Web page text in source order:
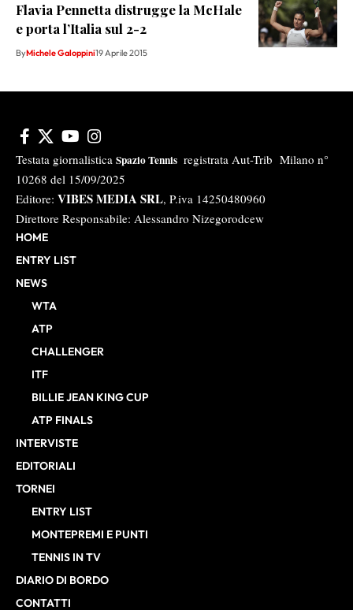
Flavia Pennetta distrugge la McHale
e porta l’Italia sul 2-2
ByMichele Galoppini19 Aprile 2015
Testata giornalistica Spazio Tennis registrata Aut-Trib Milano n°
10268 del 15/09/2025
Editore: VIBES MEDIA SRL, P.iva 14250480960
Direttore Responsabile: Alessandro Nizegorodcew
HOME
ENTRY LIST
NEWS
WTA
ATP
CHALLENGER
ITF
BILLIE JEAN KING CUP
ATP FINALS
INTERVISTE
EDITORIALI
TORNEI
ENTRY LIST
MONTEPREMI E PUNTI
TENNIS IN TV
DIARIO DI BORDO
CONTATTI